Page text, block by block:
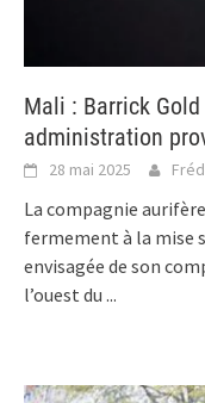
Mali : Barrick
administration
28 mai 2025
La compagnie
fermement à la mise
envisagée de son
l’ouest du ...